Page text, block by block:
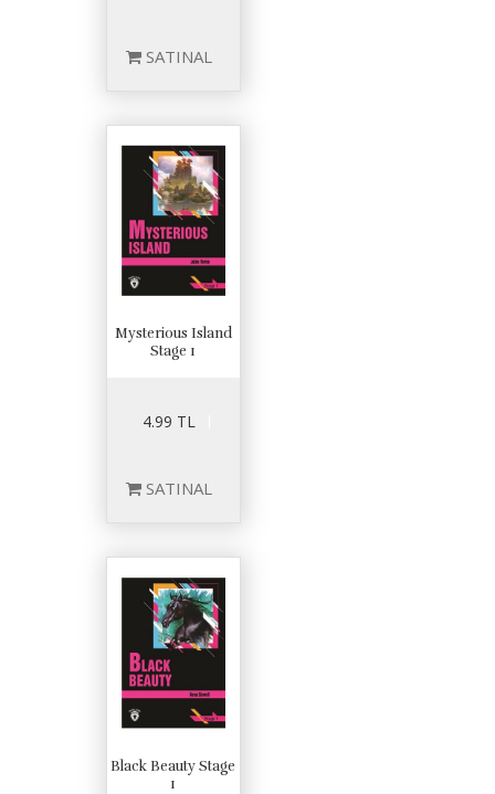
SATINAL
Mysterious Island
Stage 1
4.99 TL
SATINAL
Black Beauty Stage
1